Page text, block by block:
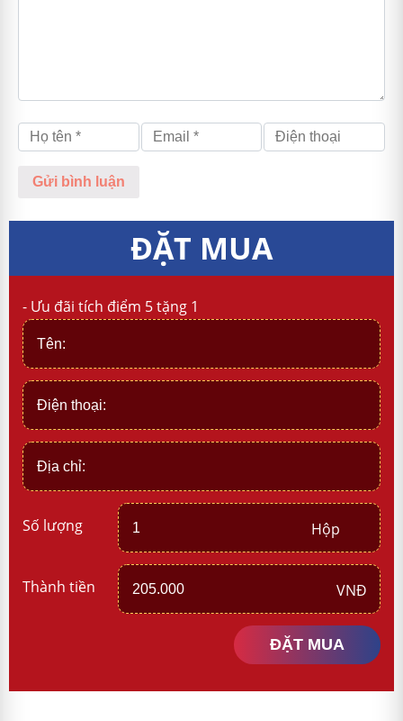
ĐẶT MUA
- Ưu đãi tích điểm 5 tặng 1
Số lượng
Thành tiền
ĐẶT MUA